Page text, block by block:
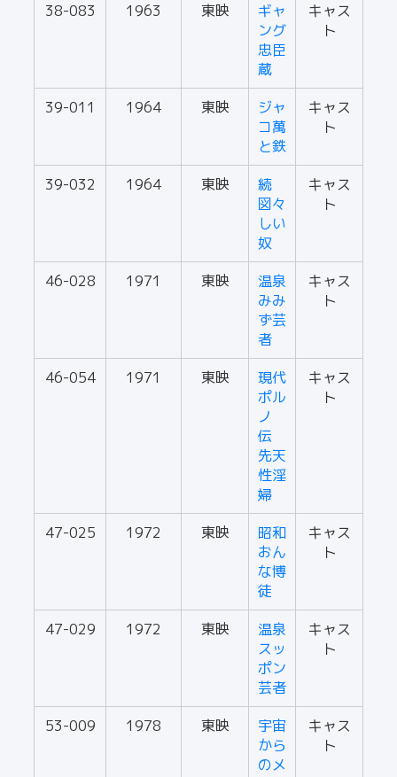
38-083 1963 東映
ギャ
ング
忠臣
蔵
キャス
ト
39-011 1964 東映
ジャ
コ萬
と鉄
キャス
ト
39-032 1964 東映
続
図々
しい
奴
キャス
ト
46-028 1971 東映
温泉
みみ
ず芸
者
キャス
ト
46-054 1971 東映
現代
ポル
ノ
伝
先天
性淫
婦
キャス
ト
47-025 1972 東映
昭和
おん
な博
徒
キャス
ト
47-029 1972 東映
温泉
スッ
ポン
芸者
キャス
ト
53-009 1978 東映
宇宙
から
のメ
キャス
ト